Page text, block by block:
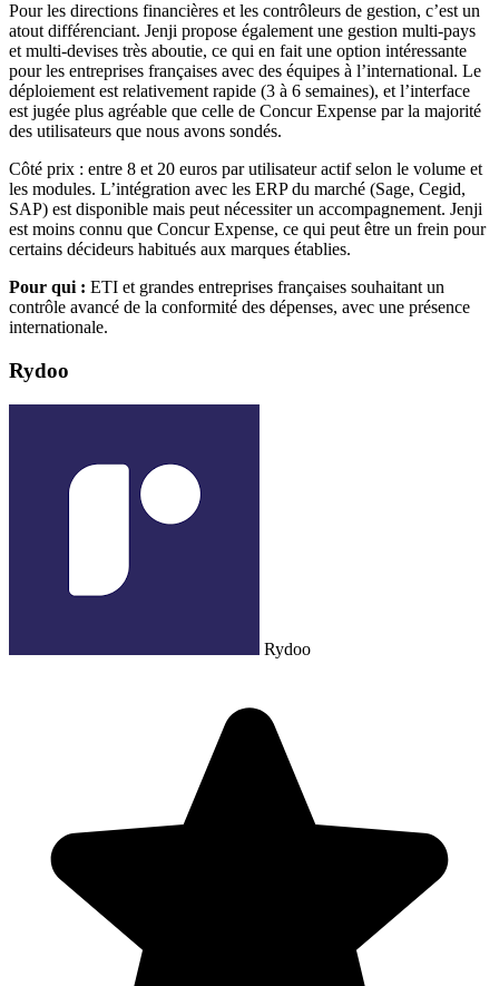
Pour les directions financières et les contrôleurs de gestion, c’est un
atout différenciant. Jenji propose également une gestion multi-pays
et multi-devises très aboutie, ce qui en fait une option intéressante
pour les entreprises françaises avec des équipes à l’international. Le
déploiement est relativement rapide (3 à 6 semaines), et l’interface
est jugée plus agréable que celle de Concur Expense par la majorité
des utilisateurs que nous avons sondés.
Côté prix : entre 8 et 20 euros par utilisateur actif selon le volume et
les modules. L’intégration avec les ERP du marché (Sage, Cegid,
SAP) est disponible mais peut nécessiter un accompagnement. Jenji
est moins connu que Concur Expense, ce qui peut être un frein pour
certains décideurs habitués aux marques établies.
Pour qui : ETI et grandes entreprises françaises souhaitant un
contrôle avancé de la conformité des dépenses, avec une présence
internationale.
Rydoo
Rydoo